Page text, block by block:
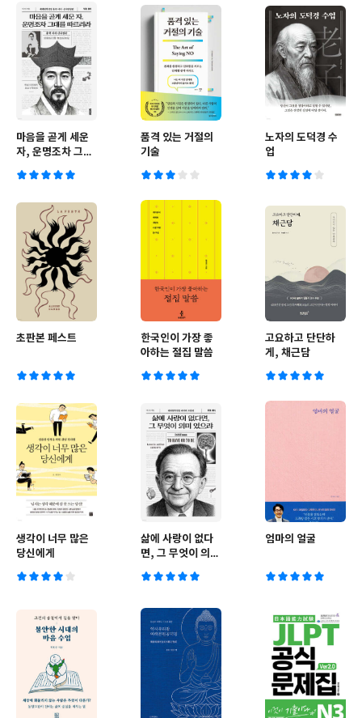
마음을 곧게 세운
자, 운명조차 그대
품격 있는 거절의
기술
노자의 도덕경 수
업
초판본 페스트
한국인이 가장 좋
아하는 절집 말씀
고요하고 단단하
게, 채근담
생각이 너무 많은
당신에게
삶에 사랑이 없다
면, 그 무엇이 의미
엄마의 얼굴